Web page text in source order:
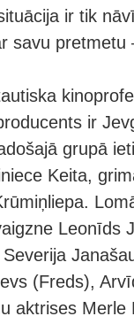
ir tik
savu pretmetu
ir
grupā
Keita,
Leonīds
(Freds),
aktrises Merle